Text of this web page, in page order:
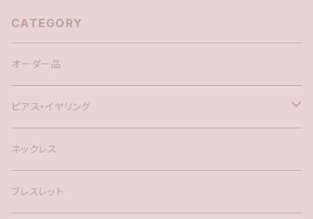
CATEGORY
オーダー品
ピアス・イヤリング
silver925
アメリカン
ネックレス
ブレスレット